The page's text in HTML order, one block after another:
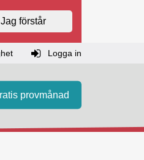
Jag förstår
Logga in
provmånad